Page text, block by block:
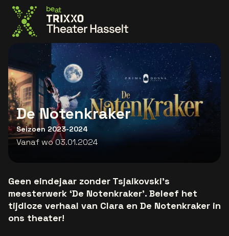
Ga naar de homepage
De Notenkraker
Seizoen 2023-2024
Vanaf wo 03.01.2024
Geen eindejaar zonder Tsjaikovski’s
meesterwerk ‘De Notenkraker’. Beleef het
tijdloze verhaal van Clara en De Notenkraker in
ons theater!